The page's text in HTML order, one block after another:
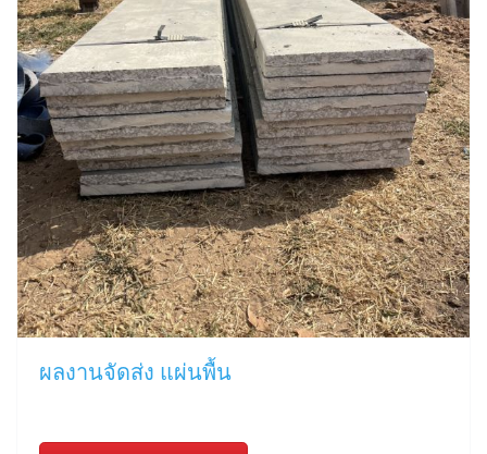
ผลงานจัดส่ง แผ่นพื้น